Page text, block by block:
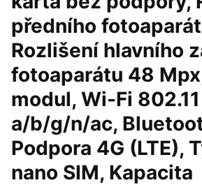
předního
Rozlišení hlavního
fotoaparátu 48
modul, Wi-Fi 802.11
a/b/g/n/ac,
Podpora 4G (LTE),
nano SIM, Kapacita